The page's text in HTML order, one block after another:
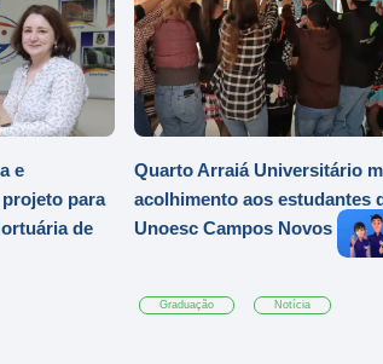
e
para
de
Quarto Arraiá Universitário
acolhimento aos estudantes
Unoesc Campos Novos
Graduação Notícia